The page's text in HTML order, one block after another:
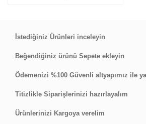
İstediğiniz Ürünleri inceleyin
Beğendiğiniz ürünü Sepete ekleyin
Ödemenizi %100 Güvenli altyapımız ile
Titizlikle Siparişlerinizi hazırlayalım
Ürünlerinizi Kargoya verelim